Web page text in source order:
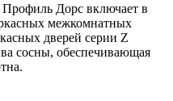
Дорс включает в
межкомнатных
дверей серии Z
сосны, обеспечивающая